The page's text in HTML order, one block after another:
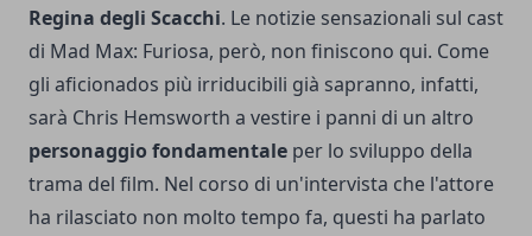
Regina degli Scacchi. Le notizie sensazionali sul cast
di Mad Max: Furiosa, però, non finiscono qui. Come
gli aficionados più irriducibili già sapranno, infatti,
sarà Chris Hemsworth a vestire i panni di un altro
personaggio fondamentale per lo sviluppo della
trama del film. Nel corso di un'intervista che l'attore
ha rilasciato non molto tempo fa, questi ha parlato